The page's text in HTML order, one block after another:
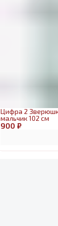
900 ₽
Цифра 2
мальчик 102 см